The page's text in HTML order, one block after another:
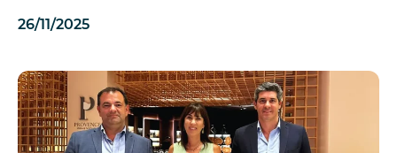
26/11/2025